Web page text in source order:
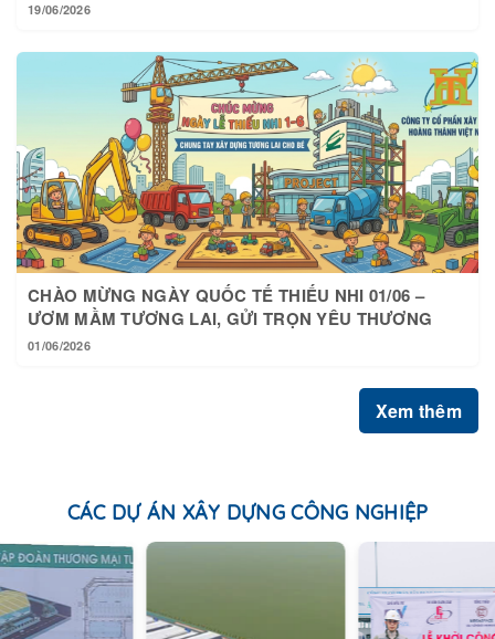
19/06/2026
CHÀO MỪNG NGÀY QUỐC TẾ THIẾU NHI 01/06 –
ƯƠM MẦM TƯƠNG LAI, GỬI TRỌN YÊU THƯƠNG
01/06/2026
Xem thêm
CÁC DỰ ÁN XÂY DỰNG CÔNG NGHIỆP